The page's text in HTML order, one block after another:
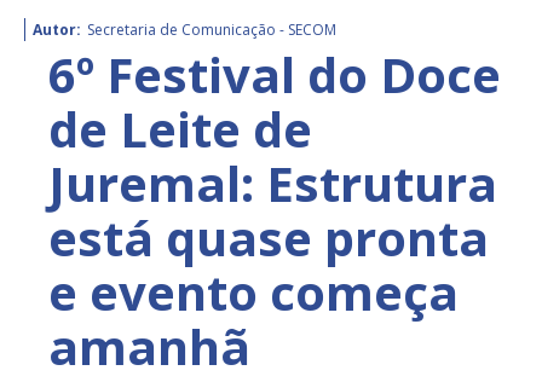
Autor: Secretaria de Comunicação - SECOM
6º Festival do Doce
de Leite de
Juremal: Estrutura
está quase pronta
e evento começa
amanhã